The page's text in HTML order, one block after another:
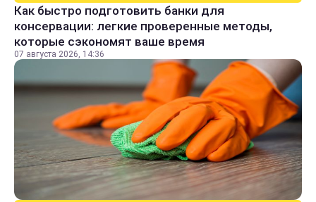
Как быстро подготовить банки для
консервации: легкие проверенные методы,
которые сэкономят ваше время
07 августа 2026, 14:36